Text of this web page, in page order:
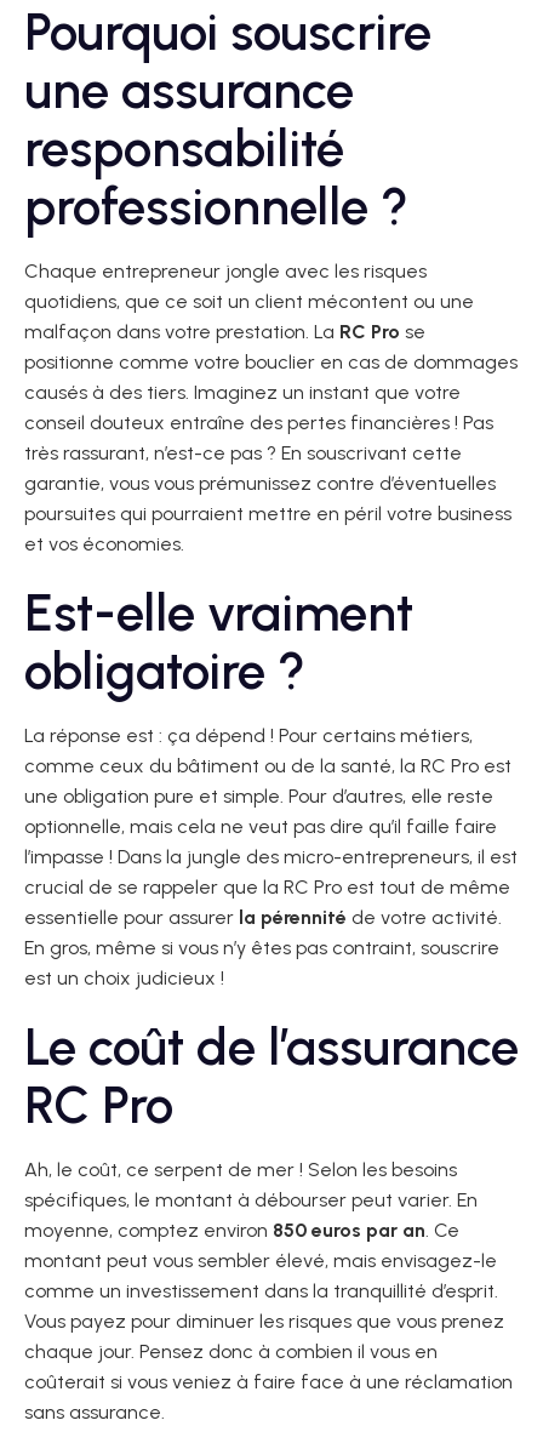
Pourquoi souscrire
une assurance
responsabilité
professionnelle ?
Chaque entrepreneur jongle avec les risques
quotidiens, que ce soit un client mécontent ou une
malfaçon dans votre prestation. La RC Pro se
positionne comme votre bouclier en cas de dommages
causés à des tiers. Imaginez un instant que votre
conseil douteux entraîne des pertes financières ! Pas
très rassurant, n’est-ce pas ? En souscrivant cette
garantie, vous vous prémunissez contre d’éventuelles
poursuites qui pourraient mettre en péril votre business
et vos économies.
Est-elle vraiment
obligatoire ?
La réponse est : ça dépend ! Pour certains métiers,
comme ceux du bâtiment ou de la santé, la RC Pro est
une obligation pure et simple. Pour d’autres, elle reste
optionnelle, mais cela ne veut pas dire qu’il faille faire
l’impasse ! Dans la jungle des micro-entrepreneurs, il est
crucial de se rappeler que la RC Pro est tout de même
essentielle pour assurer la pérennité de votre activité.
En gros, même si vous n’y êtes pas contraint, souscrire
est un choix judicieux !
Le coût de l’assurance
RC Pro
Ah, le coût, ce serpent de mer ! Selon les besoins
spécifiques, le montant à débourser peut varier. En
moyenne, comptez environ 850 euros par an. Ce
montant peut vous sembler élevé, mais envisagez-le
comme un investissement dans la tranquillité d’esprit.
Vous payez pour diminuer les risques que vous prenez
chaque jour. Pensez donc à combien il vous en
coûterait si vous veniez à faire face à une réclamation
sans assurance.